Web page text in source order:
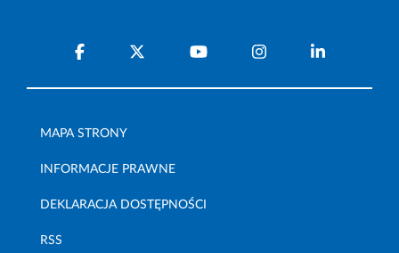
MAPA STRONY
INFORMACJE PRAWNE
DEKLARACJA DOSTĘPNOŚCI
RSS